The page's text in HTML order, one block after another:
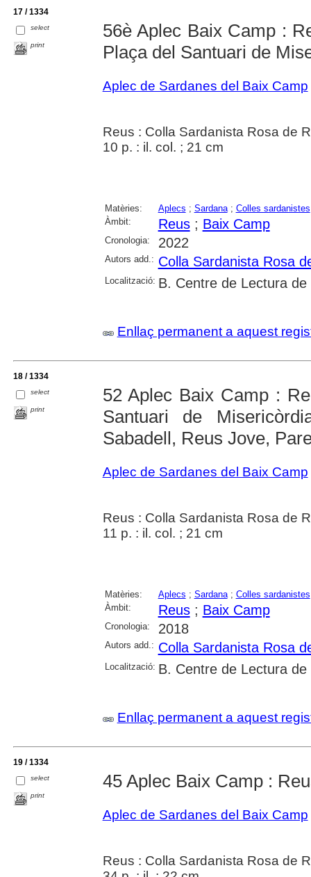
17 / 1334
select
print
56è Aplec Baix Camp :
Plaça del Santuari de
Aplec de Sardanes del Baix Camp
Reus : Colla Sardanista Rosa de
10 p. : il. col. ; 21 cm
Matèries: Aplecs ; Sardana; Colles sardanistes
Àmbit:
Reus; Baix Camp
Cronologia: 2022
Autors add.: Colla Sardanista Rosa
Localització: B. Centre de Lectura de
Enllaç permanent a aquest
18 / 1334
select
print
52 Aplec Baix Camp :
Santuari de
Sabadell, Reus Jove,
Aplec de Sardanes del Baix Camp
Reus : Colla Sardanista Rosa de
11 p. : il. col. ; 21 cm
Matèries: Aplecs ; Sardana; Colles sardanistes
Àmbit:
Reus; Baix Camp
Cronologia: 2018
Autors add.: Colla Sardanista Rosa
Localització: B. Centre de Lectura de
Enllaç permanent a aquest
19 / 1334
select
print
45 Aplec Baix Camp :
Aplec de Sardanes del Baix Camp
Reus : Colla Sardanista Rosa de